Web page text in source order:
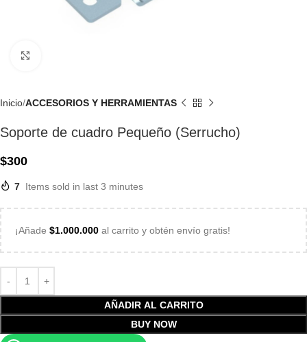
Inicio ACCESORIOS Y HERRAMIENTAS
Soporte de cuadro Pequeño (Serrucho)
$300
7 Items sold in last 3 minutes
¡Añade $1.000.000 al carrito y obtén envío gratis!
AÑADIR AL CARRITO
BUY NOW